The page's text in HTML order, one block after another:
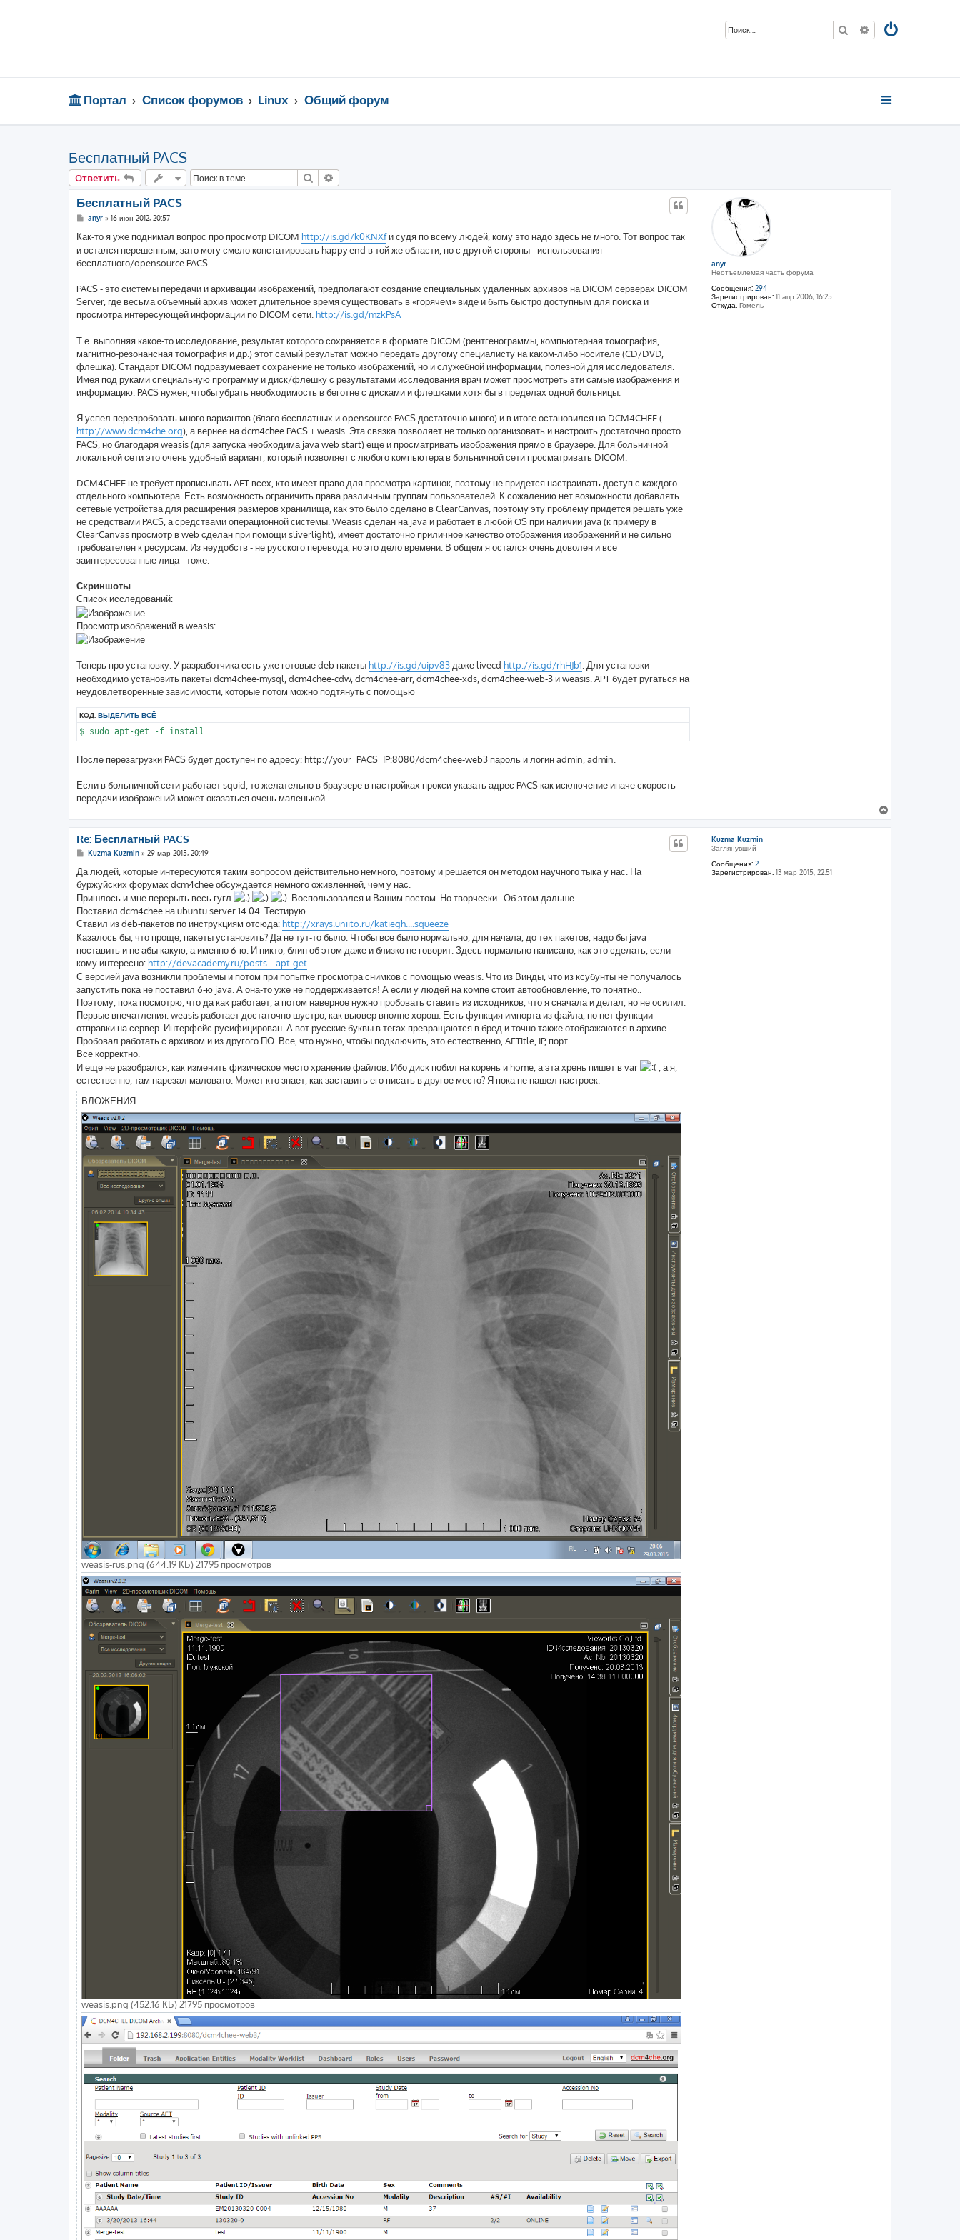
Поиск Расширенный
Портал Список форумов Linux Общий форум
Бесплатный PACS
Ответить Поиск
anyr
Неотъемлемая часть форума
Сообщения: 294
Зарегистрирован: 11 апр 2006, 16:25
Откуда: Гомель
Бесплатный PACS
С
о
б
щ
е
н
е
anyr» 16 июн 2012, 20:57
Как-то я уже поднимал вопрос про просмотр DICOM http://is.gd/k0KNXfи судя по всему людей, кому это надо здесь не много. Тот вопрос так
и остался нерешенным, зато могу смело констатировать happy end в той же области, но с другой стороны - использования
бесплатного/opensource PACS.
PACS - это системы передачи и архивации изображений, предполагают создание специальных удаленных архивов на DICOM серверах DICOM
Server, где весьма объемный архив может длительное время существовать в «горячем» виде и быть быстро доступным для поиска и
просмотра интересующей информации по DICOM сети. http://is.gd/mzkPsA
Т.е. выполняя какое-то исследование, результат которого сохраняется в формате DICOM (рентгенограммы, компьютерная томография,
магнитно-резонансная томография и др.) этот самый результат можно передать другому специалисту на каком-либо носителе (CD/DVD,
флешка). Стандарт DICOM подразумевает сохранение не только изображений, но и служебной информации, полезной для исследователя.
Имея под руками специальную программу и диск/флешку с результатами исследования врач может просмотреть эти самые изображения и
информацию. PACS нужен, чтобы убрать необходимость в беготне с дисками и флешками хотя бы в пределах одной больницы.
Я успел перепробовать много вариантов (благо бесплатных и opensource PACS достаточно много) и в итоге остановился на DCM4CHEE (
http://www.dcm4che.org), а вернее на dcm4chee PACS + weasis. Эта связка позволяет не только организовать и настроить достаточно просто
PACS, но благодаря weasis (для запуска необходима java web start) еще и просматривать изображения прямо в браузере. Для больничной
локальной сети это очень удобный вариант, который позволяет с любого компьютера в больничной сети просматривать DICOM.
DCM4CHEE не требует прописывать AET всех, кто имеет право для просмотра картинок, поэтому не придется настраивать доступ с каждого
отдельного компьютера. Есть возможность ограничить права различным группам пользователей. К сожалению нет возможности добавлять
сетевые устройства для расширения размеров хранилища, как это было сделано в ClearCanvas, поэтому эту проблему придется решать уже
не средствами PACS, а средствами операционной системы. Weasis сделан на java и работает в любой OS при наличии java (к примеру в
ClearCanvas просмотр в web сделан при помощи sliverlight), имеет достаточно приличное качество отображения изображений и не сильно
требователен к ресурсам. Из неудобств - не русского перевода, но это дело времени. В общем я остался очень доволен и все
заинтересованные лица - тоже.
Скриншоты
Список исследований:
Просмотр изображений в weasis:
Теперь про установку. У разработчика есть уже готовые deb пакеты http://is.gd/uipv83 даже livecd http://is.gd/rhHJb1 . Для установки
необходимо установить пакеты dcm4chee-mysql, dcm4chee-cdw, dcm4chee-arr, dcm4chee-xds, dcm4chee-web-3 и weasis. APT будет ругаться на
неудовлетворенные зависимости, которые потом можно подтянуть с помощью
КОД: ВЫДЕЛИТЬ ВСЁ
$ sudo apt-get -f install
После перезагрузки PACS будет доступен по адресу: http://your_PACS_IP:8080/dcm4chee-web3 пароль и логин admin, admin.
Если в больничной сети работает squid, то желательно в браузере в настройках прокси указать адрес PACS как исключение иначе скорость
передачи изображений может оказаться очень маленькой.
е
р
Kuzma Kuzmin
Заглянувший
Сообщения: 2
Зарегистрирован: 13 мар 2015, 22:51
Re: Бесплатный PACS
С
о
б
щ
е
н
и
е
Kuzma Kuzmin» 29 мар 2015, 20:49
Да людей, которые интересуются таким вопросом действительно немного, поэтому и решается он методом научного тыка у нас. На
буржуйских форумах dcm4chee обсуждается немного оживленней, чем у нас.
Пришлось и мне перерыть весь гугл
. Воспользовался и Вашим постом. Но творчески.. Об этом дальше.
Поставил dcm4chee на ubuntu server 14.04. Тестирую.
Ставил из deb-пакетов по инструкциям отсюда: http://xrays.uniito.ru/katiegh....squeeze
Казалось бы, что проще, пакеты установить? Да не тут-то было. Чтобы все было нормально, для начала, до тех пакетов, надо бы java
поставить и не абы какую, а именно 6-ю. И никто, блин об этом даже и близко не говорит. Здесь нормально написано, как это сделать, если
кому интересно: http://devacademy.ru/posts....apt-get
С версией java возникли проблемы и потом при попытке просмотра снимков с помощью weasis. Что из Винды, что из ксубунты не получалось
запустить пока не поставил 6-ю java. А она-то уже не поддерживается! А если у людей на компе стоит автообновление, то понятно..
Поэтому, пока посмотрю, что да как работает, а потом наверное нужно пробовать ставить из исходников, что я сначала и делал, но не осилил.
Первые впечатления: weasis работает достаточно шустро, как вьювер вполне хорош. Есть функция импорта из файла, но нет функции
отправки на сервер. Интерфейс русифицирован. А вот русские буквы в тегах превращаются в бред и точно также отображаются в архиве.
Пробовал работать с архивом и из другого ПО. Все, что нужно, чтобы подключить, это естественно, AETitle, IP, порт.
Все корректно.
И еще не разобрался, как изменить физическое место хранение файлов. Ибо диск побил на корень и home, а эта хрень пишет в var
, а я,
естественно, там нарезал маловато. Может кто знает, как заставить его писать в другое место? Я пока не нашел настроек.
ВЛОЖЕНИЯ
weasis-rus.png (644.19 КБ) 21795 просмотров
weasis.png (452.16 КБ) 21795 просмотров